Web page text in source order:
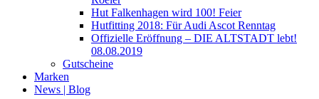
Hut Falkenhagen wird 100! Feier
Hutfitting 2018: Für Audi Ascot Renntag
Offizielle Eröffnung – DIE ALTSTADT lebt!
08.08.2019
Gutscheine
Marken
News | Blog